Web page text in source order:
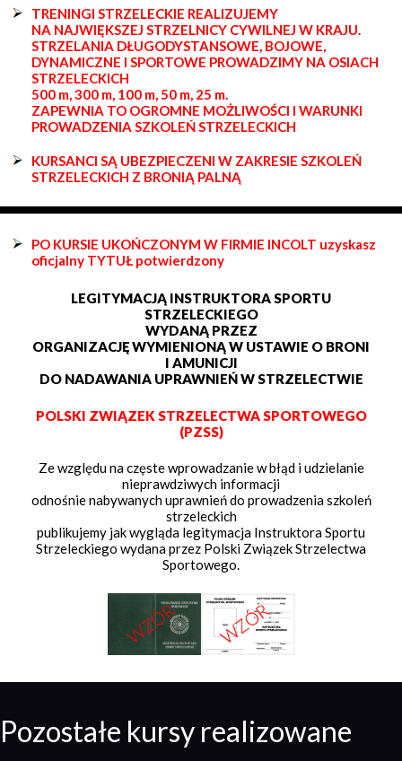
TRENINGI STRZELECKIE REALIZUJEMY
NA NAJWIĘKSZEJ STRZELNICY CYWILNEJ W KRAJU.
STRZELANIA DŁUGODYSTANSOWE, BOJOWE,
DYNAMICZNE I SPORTOWE PROWADZIMY NA OSIACH
STRZELECKICH
500 m, 300 m, 100 m, 50 m, 25 m.
ZAPEWNIA TO OGROMNE MOŻLIWOŚCI I WARUNKI
PROWADZENIA SZKOLEŃ STRZELECKICH
KURSANCI SĄ UBEZPIECZENI W ZAKRESIE SZKOLEŃ
STRZELECKICH Z BRONIĄ PALNĄ
PO KURSIE UKOŃCZONYM W FIRMIE INCOLT uzyskasz
oficjalny TYTUŁ potwierdzony
LEGITYMACJĄ INSTRUKTORA SPORTU
STRZELECKIEGO
WYDANĄ PRZEZ
ORGANIZACJĘ WYMIENIONĄ W USTAWIE O BRONI
I AMUNICJI
DO NADAWANIA UPRAWNIEŃ W STRZELECTWIE
POLSKI ZWIĄZEK STRZELECTWA SPORTOWEGO
(PZSS)
Ze względu na częste wprowadzanie w błąd i udzielanie
nieprawdziwych informacji
odnośnie nabywanych uprawnień do prowadzenia szkoleń
strzeleckich
publikujemy jak wygląda legitymacja Instruktora Sportu
Strzeleckiego wydana przez Polski Związek Strzelectwa
Sportowego.
Pozostałe kursy realizowane